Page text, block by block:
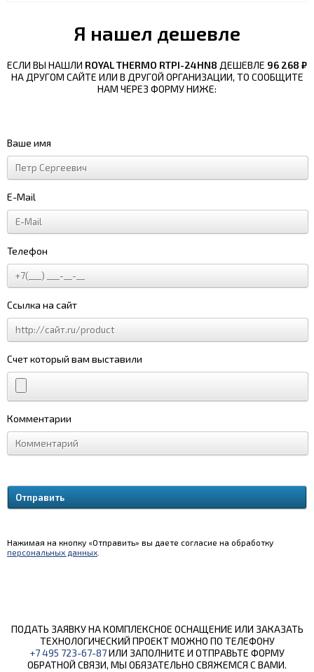
Я нашел дешевле
ЕСЛИ ВЫ НАШЛИ ROYAL THERMO RTPI-24HN8 ДЕШЕВЛЕ 96 268 ₽
НА ДРУГОМ САЙТЕ ИЛИ В ДРУГОЙ ОРГАНИЗАЦИИ, ТО СООБЩИТЕ
НАМ ЧЕРЕЗ ФОРМУ НИЖЕ:
Ваше имя
E-Mail
Телефон
Ссылка на сайт
Счет который вам выставили
Комментарии
Нажимая на кнопку «Отправить» вы даете согласие на обработку
персональных данных
ПОДАТЬ ЗАЯВКУ НА КОМПЛЕКСНОЕ ОСНАЩЕНИЕ ИЛИ ЗАКАЗАТЬ
ТЕХНОЛОГИЧЕСКИЙ ПРОЕКТ МОЖНО ПО ТЕЛЕФОНУ
+7 495 723-67-87ИЛИ ЗАПОЛНИТЕ И ОТПРАВЬТЕ ФОРМУ
ОБРАТНОЙ СВЯЗИ, МЫ ОБЯЗАТЕЛЬНО СВЯЖЕМСЯ С ВАМИ.